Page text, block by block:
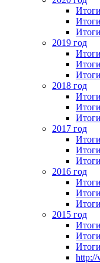
2019 год
2018 год
2017 год
2016 год
2015 год
http://